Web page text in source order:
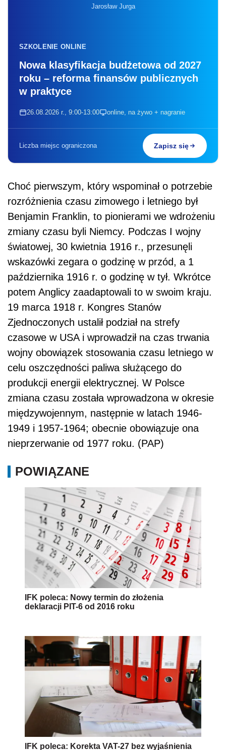
Jarosław Jurga
SZKOLENIE ONLINE
Nowa klasyfikacja budżetowa od 2027
roku – reforma finansów publicznych
w praktyce
26.08.2026 r., 9:00-13:00 online, na żywo + nagranie
Liczba miejsc ograniczona Zapisz się
Choć pierwszym, który wspominał o potrzebie
rozróżnienia czasu zimowego i letniego był
Benjamin Franklin, to pionierami we wdrożeniu
zmiany czasu byli Niemcy. Podczas I wojny
światowej, 30 kwietnia 1916 r., przesunęli
wskazówki zegara o godzinę w przód, a 1
października 1916 r. o godzinę w tył. Wkrótce
potem Anglicy zaadaptowali to w swoim kraju.
19 marca 1918 r. Kongres Stanów
Zjednoczonych ustalił podział na strefy
czasowe w USA i wprowadził na czas trwania
wojny obowiązek stosowania czasu letniego w
celu oszczędności paliwa służącego do
produkcji energii elektrycznej. W Polsce
zmiana czasu została wprowadzona w okresie
międzywojennym, następnie w latach 1946-
1949 i 1957-1964; obecnie obowiązuje ona
nieprzerwanie od 1977 roku. (PAP)
POWIĄZANE
IFK poleca: Nowy termin do złożenia
deklaracji PIT-6 od 2016 roku
IFK poleca: Korekta VAT-27 bez wyjaśnienia